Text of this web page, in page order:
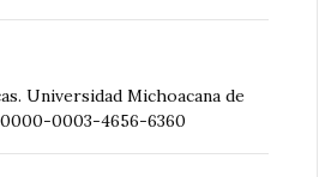
Universidad Michoacana de
0000-0003-4656-6360